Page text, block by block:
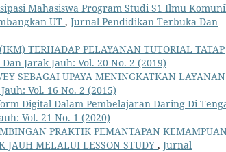
Mahasiswa Program Studi S1 Ilmu
UT , Jurnal Pendidikan Terbuka Dan
TERHADAP PELAYANAN TUTORIAL TATAP
Jarak Jauh: Vol. 20 No. 2 (2019)
SEBAGAI UPAYA MENINGKATKAN LAYANAN
Vol. 16 No. 2 (2015)
Digital Dalam Pembelajaran Daring Di
Vol. 21 No. 1 (2020)
PRAKTIK PEMANTAPAN
JAUH MELALUI LESSON STUDY , Jurnal